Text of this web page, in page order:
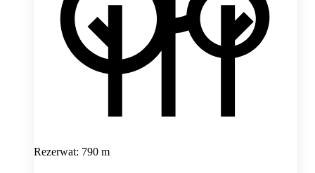
Rezerwat: 790 m